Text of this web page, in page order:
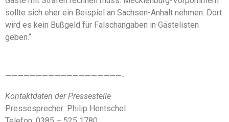
sollte sich eher ein Beispiel an Sachsen-Anhalt nehmen. Dort
wird es kein Bußgeld für Falschangaben in Gästelisten
geben.“
———————————————————-
Kontaktdaten der Pressestelle
Pressesprecher: Philip Hentschel